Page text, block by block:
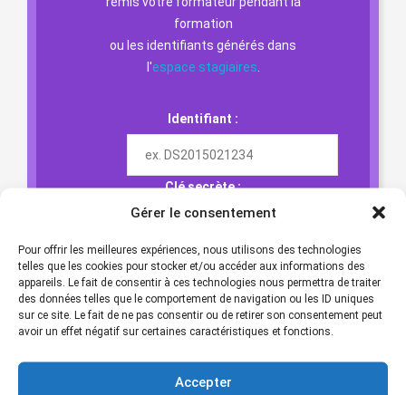
Gérer le consentement
Pour offrir les meilleures expériences, nous utilisons des technologies
telles que les cookies pour stocker et/ou accéder aux informations des
appareils. Le fait de consentir à ces technologies nous permettra de traiter
des données telles que le comportement de navigation ou les ID uniques
sur ce site. Le fait de ne pas consentir ou de retirer son consentement peut
avoir un effet négatif sur certaines caractéristiques et fonctions.
Accepter
formation
ou les identifiants générés dans
l'espace stagiaires
Identifiant :
Clé secrète :
Entrer